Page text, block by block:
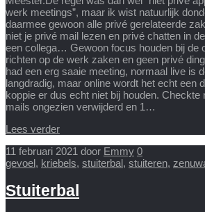
werk meetings”, maar ik wist natuurlijk
daarmee gewoon alle privé gerelateerde
niet je privé mail lezen en privé chatten in
een collega… Gewoon focus houden bij de
richten op de werk zaken en geen privé
had een erg saaie meeting, normaal live is
langdradig, maar online wordt het echt een
koppie er dus echt niet bij houden. Checkte
mails ongezien verwijderd en 1…
Lees verder
11 februari 2021 door Emmy 0
gevoel, kriebels, stuiterbal, stuiteren,
Stuiterbal